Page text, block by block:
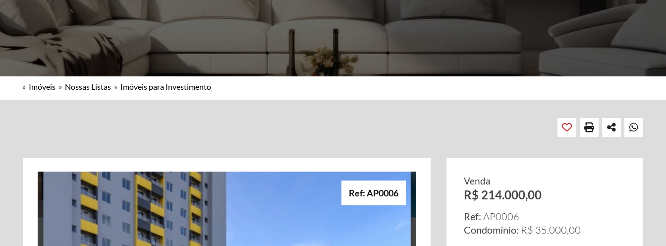
» Imóveis » Nossas Listas » Imóveis para Investimento
Ref: AP0006
Venda
R$ 214.000,00
Ref: AP0006
Condomínio: R$ 35.000,00